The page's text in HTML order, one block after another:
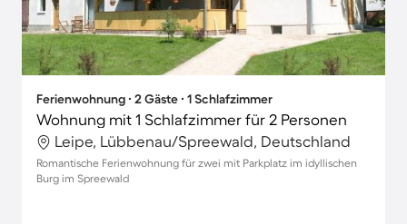
Ferienwohnung ∙ 2 Gäste ∙ 1 Schlafzimmer
Wohnung mit 1 Schlafzimmer für 2 Personen
Leipe, Lübbenau/Spreewald, Deutschland
Romantische Ferienwohnung für zwei mit Parkplatz im idyllischen
Burg im Spreewald